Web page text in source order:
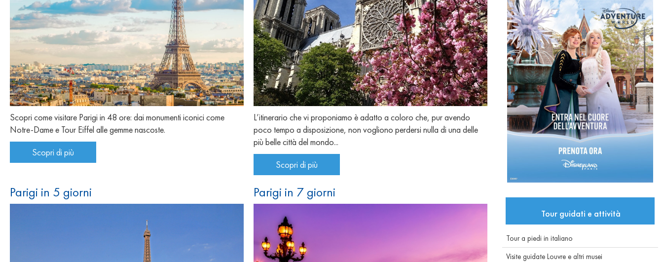
Scopri come visitare Parigi in 48 ore: dai monumenti iconici come
Notre-Dame e Tour Eiffel alle gemme nascoste.
Scopri di più
L’itinerario che vi proponiamo è adatto a coloro che, pur avendo
poco tempo a disposizione, non vogliono perdersi nulla di una delle
più belle città del mondo...
Scopri di più
Parigi in 5 giorni Parigi in 7 giorni
Tour guidati e attività
Tour a piedi in italiano
Visite guidate Louvre e altri musei